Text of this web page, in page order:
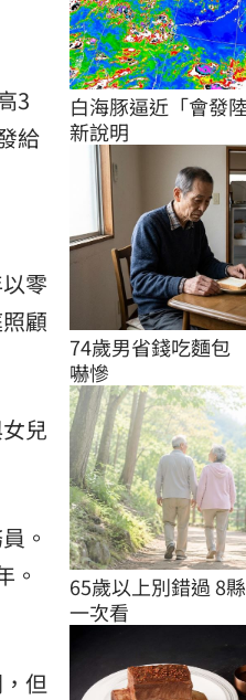
3
給
零
顧
兒
。
。
但
白海豚逼近「會發
新說明
74歲男省錢吃麵包
嚇慘
65歲以上別錯過 8
一次看